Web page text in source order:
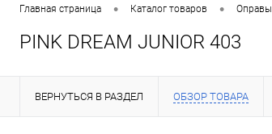
Главная страница • Каталог товаров • Оправы
PINK DREAM JUNIOR 403
ВЕРНУТЬСЯ В РАЗДЕЛ ОБЗОР ТОВАРА